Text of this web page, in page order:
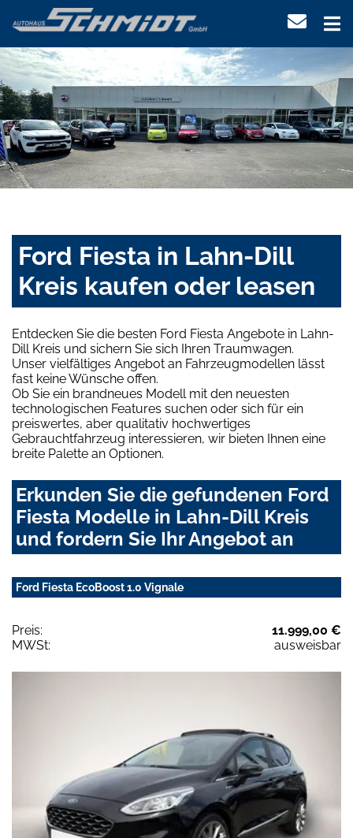
Ford Fiesta in Lahn-Dill
Kreis kaufen oder leasen
Entdecken Sie die besten Ford Fiesta Angebote in Lahn-
Dill Kreis und sichern Sie sich Ihren Traumwagen.
Unser vielfältiges Angebot an Fahrzeugmodellen lässt
fast keine Wünsche offen.
Ob Sie ein brandneues Modell mit den neuesten
technologischen Features suchen oder sich für ein
preiswertes, aber qualitativ hochwertiges
Gebrauchtfahrzeug interessieren, wir bieten Ihnen eine
breite Palette an Optionen.
Erkunden Sie die gefundenen Ford
Fiesta Modelle in Lahn-Dill Kreis
und fordern Sie Ihr Angebot an
Ford Fiesta EcoBoost 1.0 Vignale
Preis:
11.999,00 €
MWSt:
ausweisbar